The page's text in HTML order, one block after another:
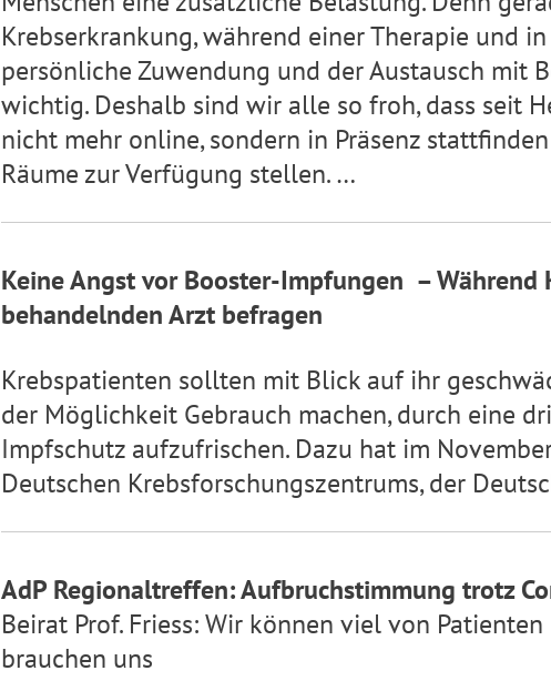
Krebserkrankung, während einer Therapie und
persönliche Zuwendung und der Austausch mit
wichtig. Deshalb sind wir alle so froh, dass seit
nicht mehr online, sondern in Präsenz
Räume zur Verfügung stellen. …
Keine Angst vor Booster-Impfungen – Während
behandelnden Arzt befragen
Krebspatienten sollten mit Blick auf ihr
der Möglichkeit Gebrauch machen, durch eine
Impfschutz aufzufrischen. Dazu hat im
Deutschen Krebsforschungszentrums, der
AdP Regionaltreffen: Aufbruchstimmung trotz
Beirat Prof. Friess: Wir können viel von
brauchen uns